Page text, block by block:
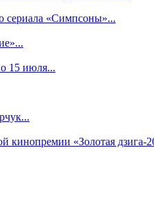
сериала «Симпсоны»...
15 июля...
кинопремии «Золотая дзига-